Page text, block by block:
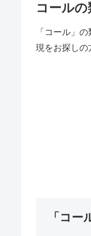
コール
「コール」
現をお探しの
「コー